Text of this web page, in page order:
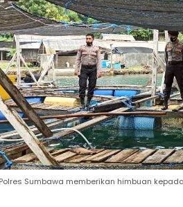
Sumbawa memberikan himbuan